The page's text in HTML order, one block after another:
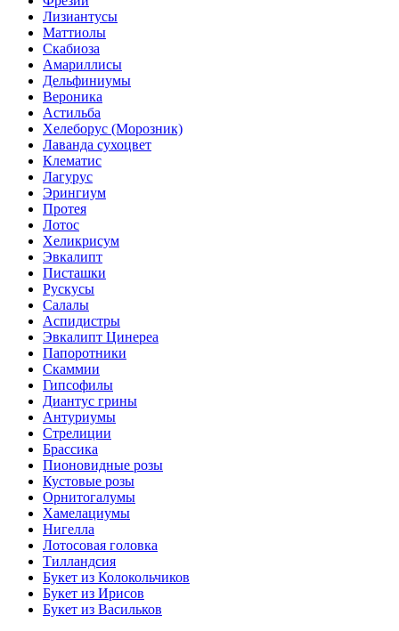
Лизиантусы
Маттиолы
Скабиоза
Амариллисы
Дельфиниумы
Вероника
Астильба
Хелеборус (Морозник)
Лаванда сухоцвет
Клематис
Лагурус
Эрингиум
Протея
Лотос
Хеликрисум
Эвкалипт
Писташки
Рускусы
Салалы
Аспидистры
Эвкалипт Цинереа
Папоротники
Скаммии
Гипсофилы
Диантус грины
Антуриумы
Стрелиции
Брассика
Пионовидные розы
Кустовые розы
Орнитогалумы
Хамелациумы
Нигелла
Лотосовая головка
Тилландсия
Букет из Колокольчиков
Букет из Ирисов
Букет из Васильков